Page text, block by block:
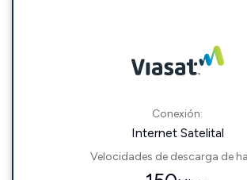
Conexión:
Internet Satelital
Velocidades de descarga de